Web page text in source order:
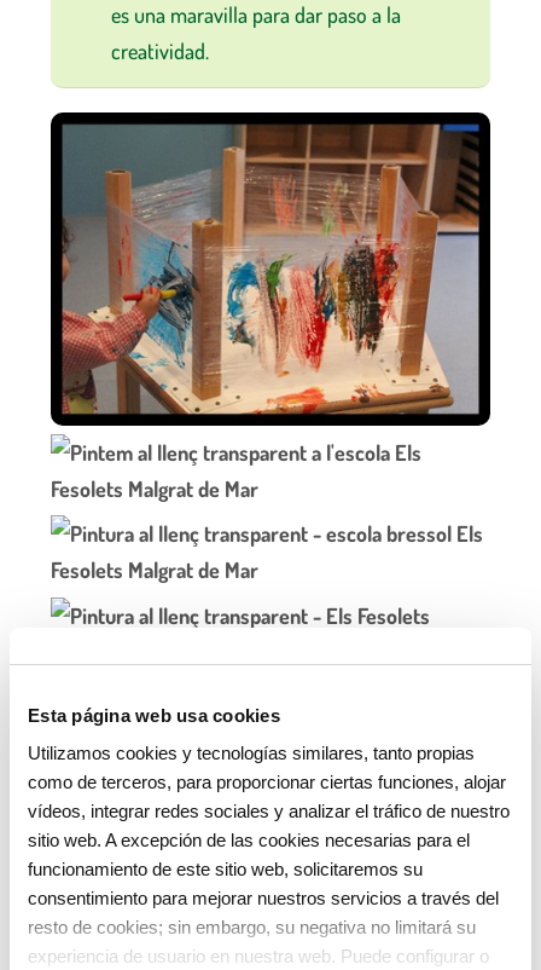
Esta página web usa cookies
Utilizamos cookies y tecnologías similares, tanto propias
como de terceros, para proporcionar ciertas funciones, alojar
vídeos, integrar redes sociales y analizar el tráfico de nuestro
sitio web. A excepción de las cookies necesarias para el
funcionamiento de este sitio web, solicitaremos su
consentimiento para mejorar nuestros servicios a través del
resto de cookies; sin embargo, su negativa no limitará su
experiencia de usuario en nuestra web. Puede configurar o
es una maravilla para dar paso a la
creatividad.
MARI CRUZ GARZÓN
Directora LLIM Els Fesolets, Malgrat de Mar
Febrer de 2018